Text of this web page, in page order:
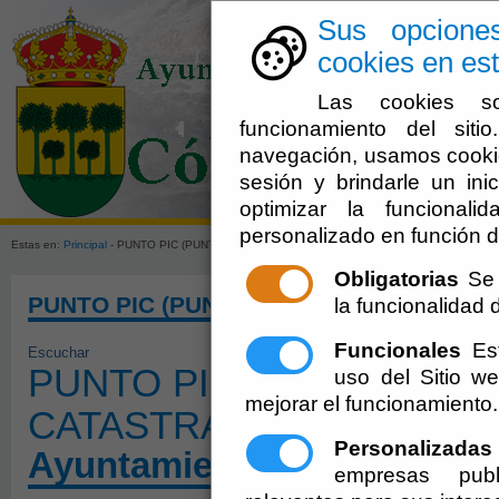
Sus
cookies en
Las cookies
funcionamiento del
navegación, usamos
sesión y brindarle un
optimizar la
personalizado en función
Obligatorias
la funcionalidad
Funcionales
uso del Sitio
mejorar el funcionamiento.
Personalizadas
empresas
El
Estas en: Principal - PUNTO PIC (PUNTO DE INFORMACION CATASTRAL EN COBDAR)
PUNTO PIC (PUNTO DE INFORMACION
Escuchar
PUNTO PIC (PUNTO DE
CATASTRAL EN COBDAR)
Ayuntamiento de Cóbdar